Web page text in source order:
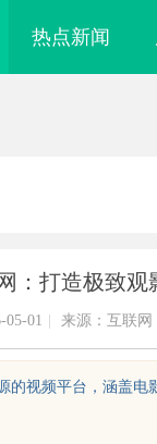
热点新闻
：打造极致
05-01 来源：互联网
的视频平台，涵盖